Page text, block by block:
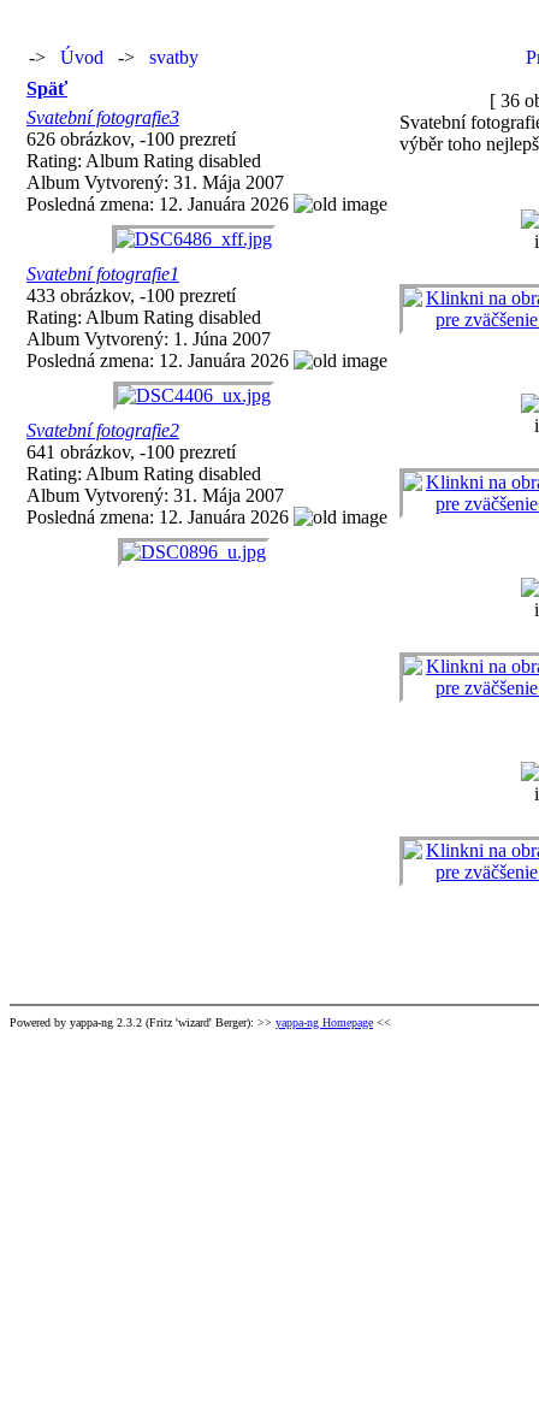
-> Úvod -> svatby
Späť
Svatební fotografie3
626 obrázkov, -100 prezretí
Rating: Album Rating disabled
Album Vytvorený: 31. Mája 2007
Posledná zmena: 12. Januára 2026
Svatební fotografie1
433 obrázkov, -100 prezretí
Rating: Album Rating disabled
Album Vytvorený: 1. Júna 2007
Posledná zmena: 12. Januára 2026
Svatební fotografie2
641 obrázkov, -100 prezretí
Rating: Album Rating disabled
Album Vytvorený: 31. Mája 2007
Posledná zmena: 12. Januára 2026
[ 36
Svatební
výběr toho
Powered by yappa-ng 2.3.2 (Fritz 'wizard' Berger): >> yappa-ng Homepage <<